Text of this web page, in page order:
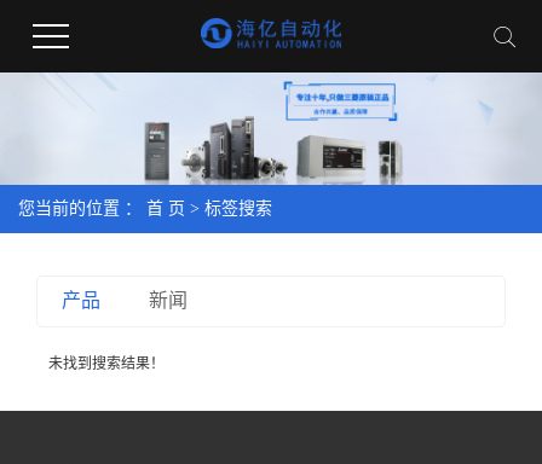
您当前的位置 ： 首 页 > 标签搜索
产品 新闻
未找到搜索结果！